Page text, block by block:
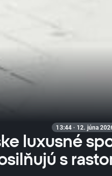
13:44 · 12. júna
luxusné
s